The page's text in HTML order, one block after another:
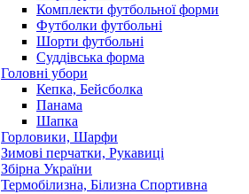
Комплекти футбольної форми
Футболки футбольні
Шорти футбольні
Суддівська форма
Головні убори
Кепка, Бейсболка
Панама
Шапка
Горловики, Шарфи
Зимові перчатки, Рукавиці
Збірна України
Термобілизна, Білизна Спортивна